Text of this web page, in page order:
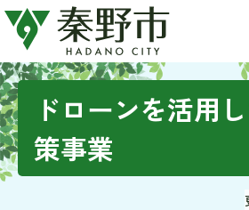
ドローンを活用
策事業